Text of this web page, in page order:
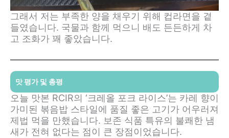
그래서 저는 부족한 양을 채우기 위해 컵라면을 곁
들였습니다. 국물과 함께 먹으니 배도 든든하게 차
고 조화가 꽤 좋았습니다.
맛 평가 및 총평
오늘 맛본 RCIR의 ‘크레올 포크 라이스’는 카레 향이
가미된 볶음밥 스타일에 품질 좋은 고기가 어우러져
제법 먹을 만했습니다. 보존 식품 특유의 불쾌한 냄
새가 전혀 없다는 점이 큰 장점이었습니다.